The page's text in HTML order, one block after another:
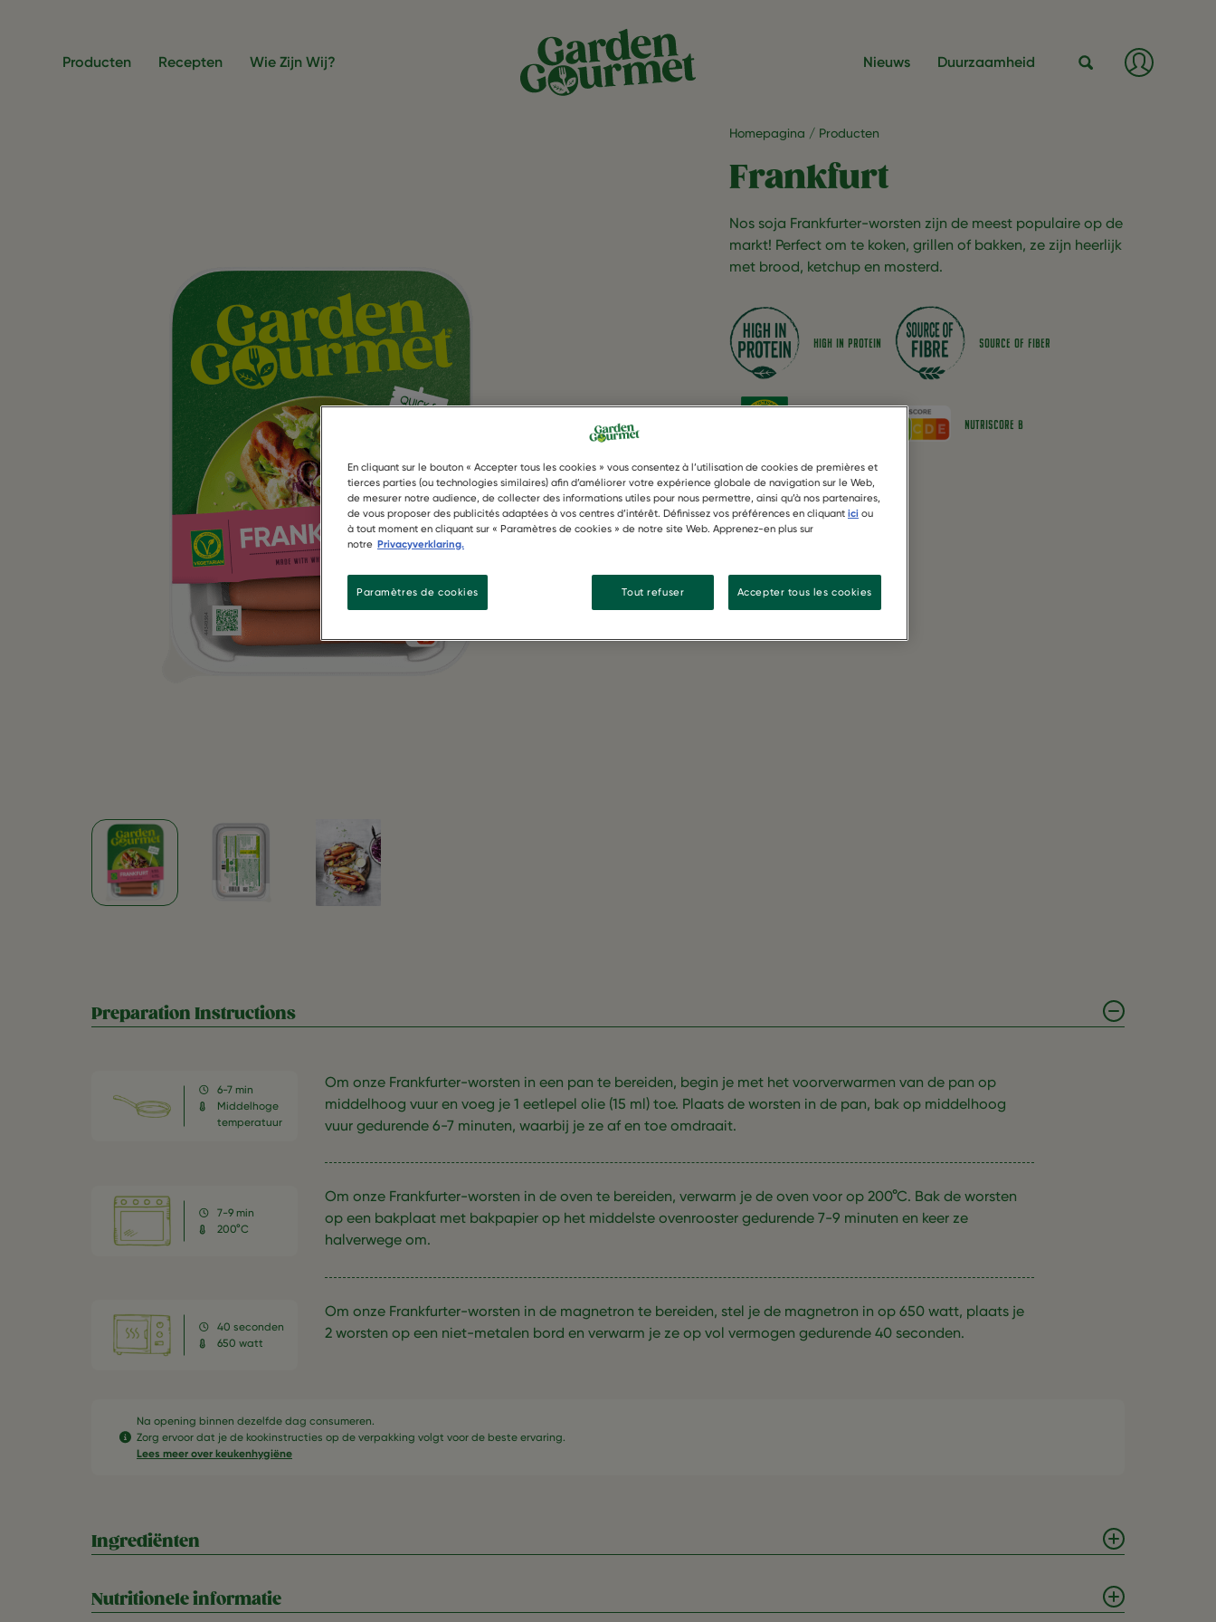
Producten Recepten Wie Zijn Wij? Nieuws
Duurzaamheid
Frankfurt
Nos soja Frankfurter-worsten zijn de meest populaire op de
markt! Perfect om te koken, grillen of bakken, ze zijn heerlijk
met brood, ketchup en mosterd.
HIGH IN PROTEIN SOURCE OF FIBER
NUTRISCORE B
Preparation Instructions
6-7 min
Middelhoge
temperatuur
Om onze Frankfurter-worsten in een pan te bereiden, begin je met het voorverwarmen van de pan op
middelhoog vuur en voeg je 1 eetlepel olie (15 ml) toe. Plaats de worsten in de pan, bak op middelhoog
vuur gedurende 6-7 minuten, waarbij je ze af en toe omdraait.
7-9 min
200°C
Om onze Frankfurter-worsten in de oven te bereiden, verwarm je de oven voor op 200°C. Bak de worsten
op een bakplaat met bakpapier op het middelste ovenrooster gedurende 7-9 minuten en keer ze
halverwege om.
40 seconden
650 watt
Om onze Frankfurter-worsten in de magnetron te bereiden, stel je de magnetron in op 650 watt, plaats je
2 worsten op een niet-metalen bord en verwarm je ze op vol vermogen gedurende 40 seconden.
Na opening binnen dezelfde dag consumeren.​
Zorg ervoor dat je de kookinstructies op de verpakking volgt voor de beste ervaring.​
Lees meer over keukenhygiëne
Ingrediënten
Nutritionele informatie
Homepagina Producten
En cliquant sur le bouton « Accepter tous les cookies » vous consentez à l’utilisation de cookies de premières et
tierces parties (ou technologies similaires) afin d’améliorer votre expérience globale de navigation sur le Web,
de mesurer notre audience, de collecter des informations utiles pour nous permettre, ainsi qu’à nos partenaires,
de vous proposer des publicités adaptées à vos centres d’intérêt. Définissez vos préférences en cliquant ici ou
à tout moment en cliquant sur « Paramètres de cookies » de notre site Web. Apprenez-en plus sur
notre Privacyverklaring.
Paramètres de cookies Tout refuser Accepter tous les cookies